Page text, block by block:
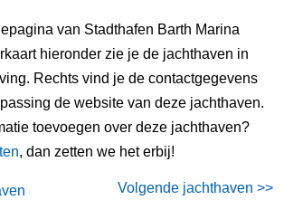
van Stadthafen Barth Marina
hieronder zie je de jachthaven in
Rechts vind je de contactgegevens
de website van deze jachthaven.
toevoegen over deze jachthaven?
, dan zetten we het erbij!
Volgende jachthaven >>